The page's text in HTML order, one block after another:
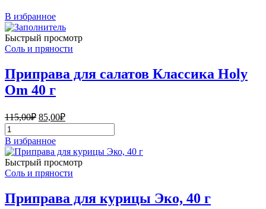
В избранное
Быстрый просмотр
Соль и пряности
Приправа для салатов Классика Holy
Om 40 г
115,00₽ Первоначальная
цена
составляла
115,00₽.
85,00₽Текущая
цена:
85,00₽.
Количество
товара
Приправа
для
салатов
Классика
Holy
Om
В избранное
Быстрый просмотр
Соль и пряности
Приправа для курицы Эко, 40 г